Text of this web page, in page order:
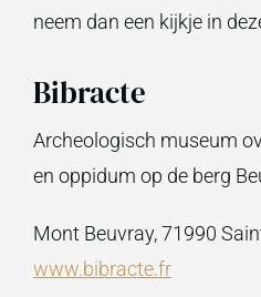
neem dan een kijkje in
Bibracte
Archeologisch museum
en oppidum op de berg
Mont Beuvray, 71990
www.bibracte.fr